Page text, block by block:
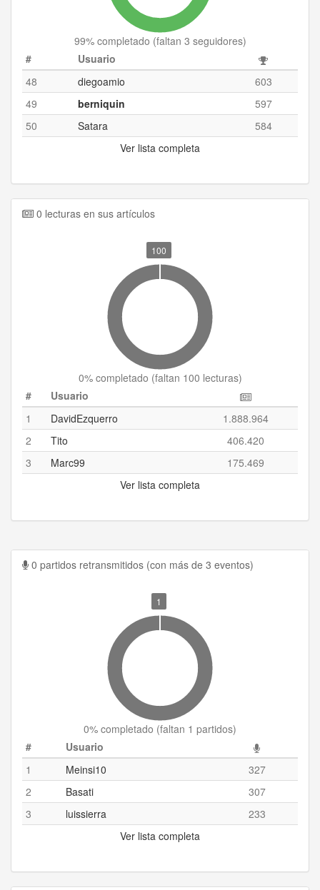
99% completado (faltan 3 seguidores)
#
Usuario
48
diegoamio
603
49
berniquin
597
50
Satara
584
Ver lista completa
0 lecturas en sus artículos
100
0% completado (faltan 100 lecturas)
#
Usuario
1
DavidEzquerro
1.888.964
2
Tito
406.420
3
Marc99
175.469
Ver lista completa
0 partidos retransmitidos (con más de 3 eventos)
1
0% completado (faltan 1 partidos)
#
Usuario
1
Meinsi10
327
2
Basati
307
3
luissierra
233
Ver lista completa